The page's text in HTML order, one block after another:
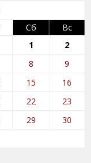
Сб
Вс
1
2
8
9
15
16
22
23
29
30